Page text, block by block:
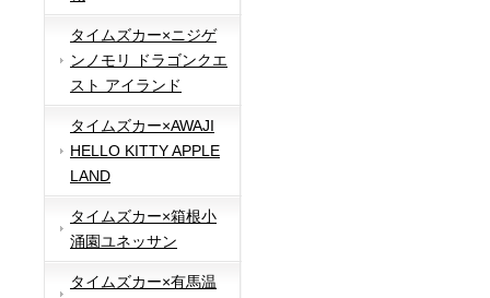
タイムズカー×ニジゲ
ンノモリ ドラゴンクエ
スト アイランド
タイムズカー×AWAJI
HELLO KITTY APPLE
LAND
タイムズカー×箱根小
涌園ユネッサン
タイムズカー×有馬温